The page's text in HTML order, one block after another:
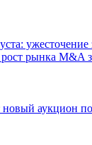
ужесточение
рынка M&A
аукцион